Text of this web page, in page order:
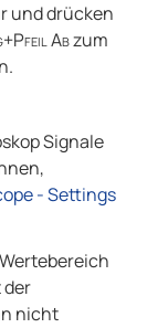
und drücken
Abzum
Signale
- Settings
der
nicht